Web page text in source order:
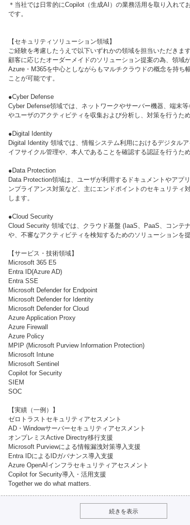
＊当社では日常的にCopilot（生成AI）の業務活用を取り入れて
です。
【セキュリティソリューション領域】
ご経験を考慮したうえで以下いずれかの領域を担当いただきます
顧客に応じたオーダーメイドのソリューション提案の為、領域
Azure・M365を中心としながらもマルチクラウドの概念を持ち
ことが可能です。
●Cyber Defense
Cyber Defense領域では、ネットワークやサーバー機器、端末
やユーザのアクティビティを収集および分析し、対策を行うた
●Digital Identity
Digital Identity 領域では、情報システム利用におけるデジタル
イフサイクル管理や、本人であることを確認する認証を行うた
●Data Protection
Data Protection領域は、ユーザが利用するドキュメントやアプ
ンプライアンス対策など、主にエンドポイントのセキュリティ
します。
●Cloud Security
Cloud Security 領域では、クラウド基盤 (IaaS、PaaS、コンテ
や、不審なアクティビティを検知するためのソリューションを提
【サービス・技術領域】
Microsoft 365 E5
Entra ID(Azure AD)
Entra SSE
Microsoft Defender for Endpoint
Microsoft Defender for Identity
Microsoft Defender for Cloud
Azure Application Proxy
Azure Firewall
Azure Policy
MPIP (Microsoft Purview Information Protection)
Microsoft Intune
Microsoft Sentinel
Copilot for Security
SIEM
SOC
【実績（一例）】
ゼロトラストセキュリティアセスメント
AD・Windowサーバーセキュリティアセスメント
オンプレミスActive Directry移行支援
Microsoft Purviewによる情報漏洩対策導入支援
Entra IDによるIDガバナンス導入支援
Azure OpenAIインフラセキュリティアセスメント
Copilot for Security導入・活用支援
Together we do what matters.
続きを表示